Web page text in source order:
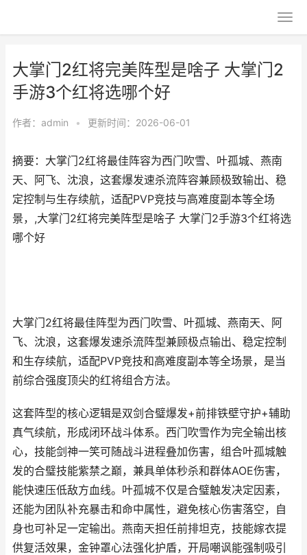
大掌门2红将完美阵型是啥子 大掌门2
手游3个红将选哪个好
作者： admin • 更新时间：2026-06-01
摘要：大掌门2红将最佳阵容为西门吹雪、叶孤城、燕南
天、阿飞、沈浪，这套爆发速杀流阵容兼顾极致输出、稳
定控制与生存续航，适配PVP竞技与高难度副本等全场
景，,大掌门2红将完美阵型是啥子 大掌门2手游3个红将选
哪个好
大掌门2红将最佳阵型为西门吹雪、叶孤城、燕南天、阿
飞、沈浪，这套爆发速杀流阵型兼顾极点输出、稳定控制
和生存续航，适配PVP竞技和高难度副本等全场景，是当
前综合强度顶尖的红将组合方法。
这套阵型的核心逻辑是双剑合璧爆发+前排铁壁守护+辅助
真气续航，形成闭环战斗体系。西门吹雪作为完全输出核
心，技能剑神一笑可随战斗进程叠加伤害，组合叶孤城触
发的合璧技能紫禁之巅，兼具单体秒杀和群体AOE伤害，
能快速压低敌方血线。叶孤城不仅是合璧触发决定因素，
还能为团队补充暴击和命中属性，避免核心伤害落空，自
身也可补足一定输出。燕南天担任前排坦克，技能嫁衣提
供复活效果，金钟罩心法强化护盾，开局嘲讽能强制吸引